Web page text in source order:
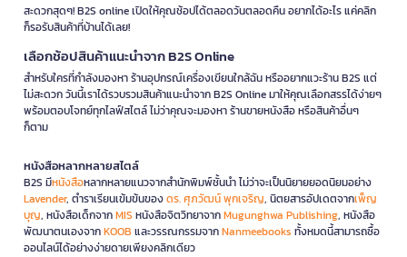
สะดวกสุดๆ! B2S online เปิดให้คุณช้อปได้ตลอดวันตลอดคืน อยากได้อะไร แค่คลิก
ก็รอรับสินค้าที่บ้านได้เลย!
เลือกช้อปสินค้าแนะนำจาก B2S Online
สำหรับใครที่กำลังมองหา ร้านอุปกรณ์เครื่องเขียนใกล้ฉัน หรืออยากแวะร้าน B2S แต่
ไม่สะดวก วันนี้เราได้รวบรวมสินค้าแนะนำจาก B2S Online มาให้คุณเลือกสรรได้ง่ายๆ
พร้อมตอบโจทย์ทุกไลฟ์สไตล์ ไม่ว่าคุณจะมองหา ร้านขายหนังสือ หรือสินค้าอื่นๆ
ก็ตาม
หนังสือหลากหลายสไตล์
B2S มีหนังสือหลากหลายแนวจากสำนักพิมพ์ชั้นนำ ไม่ว่าจะเป็นนิยายยอดนิยมอย่าง
Lavender, ตำราเรียนเข้มข้นของดร. ศุภวัฒน์ พุกเจริญ, นิตยสารอัปเดตจากเพ็ญ
บุญ, หนังสือเด็กจากMIS หนังสือจิตวิทยาจากMugunghwa Publishing, หนังสือ
พัฒนาตนเองจากKOOB และวรรณกรรมจากNanmeebooks ทั้งหมดนี้สามารถซื้อ
ออนไลน์ได้อย่างง่ายดายเพียงคลิกเดียว